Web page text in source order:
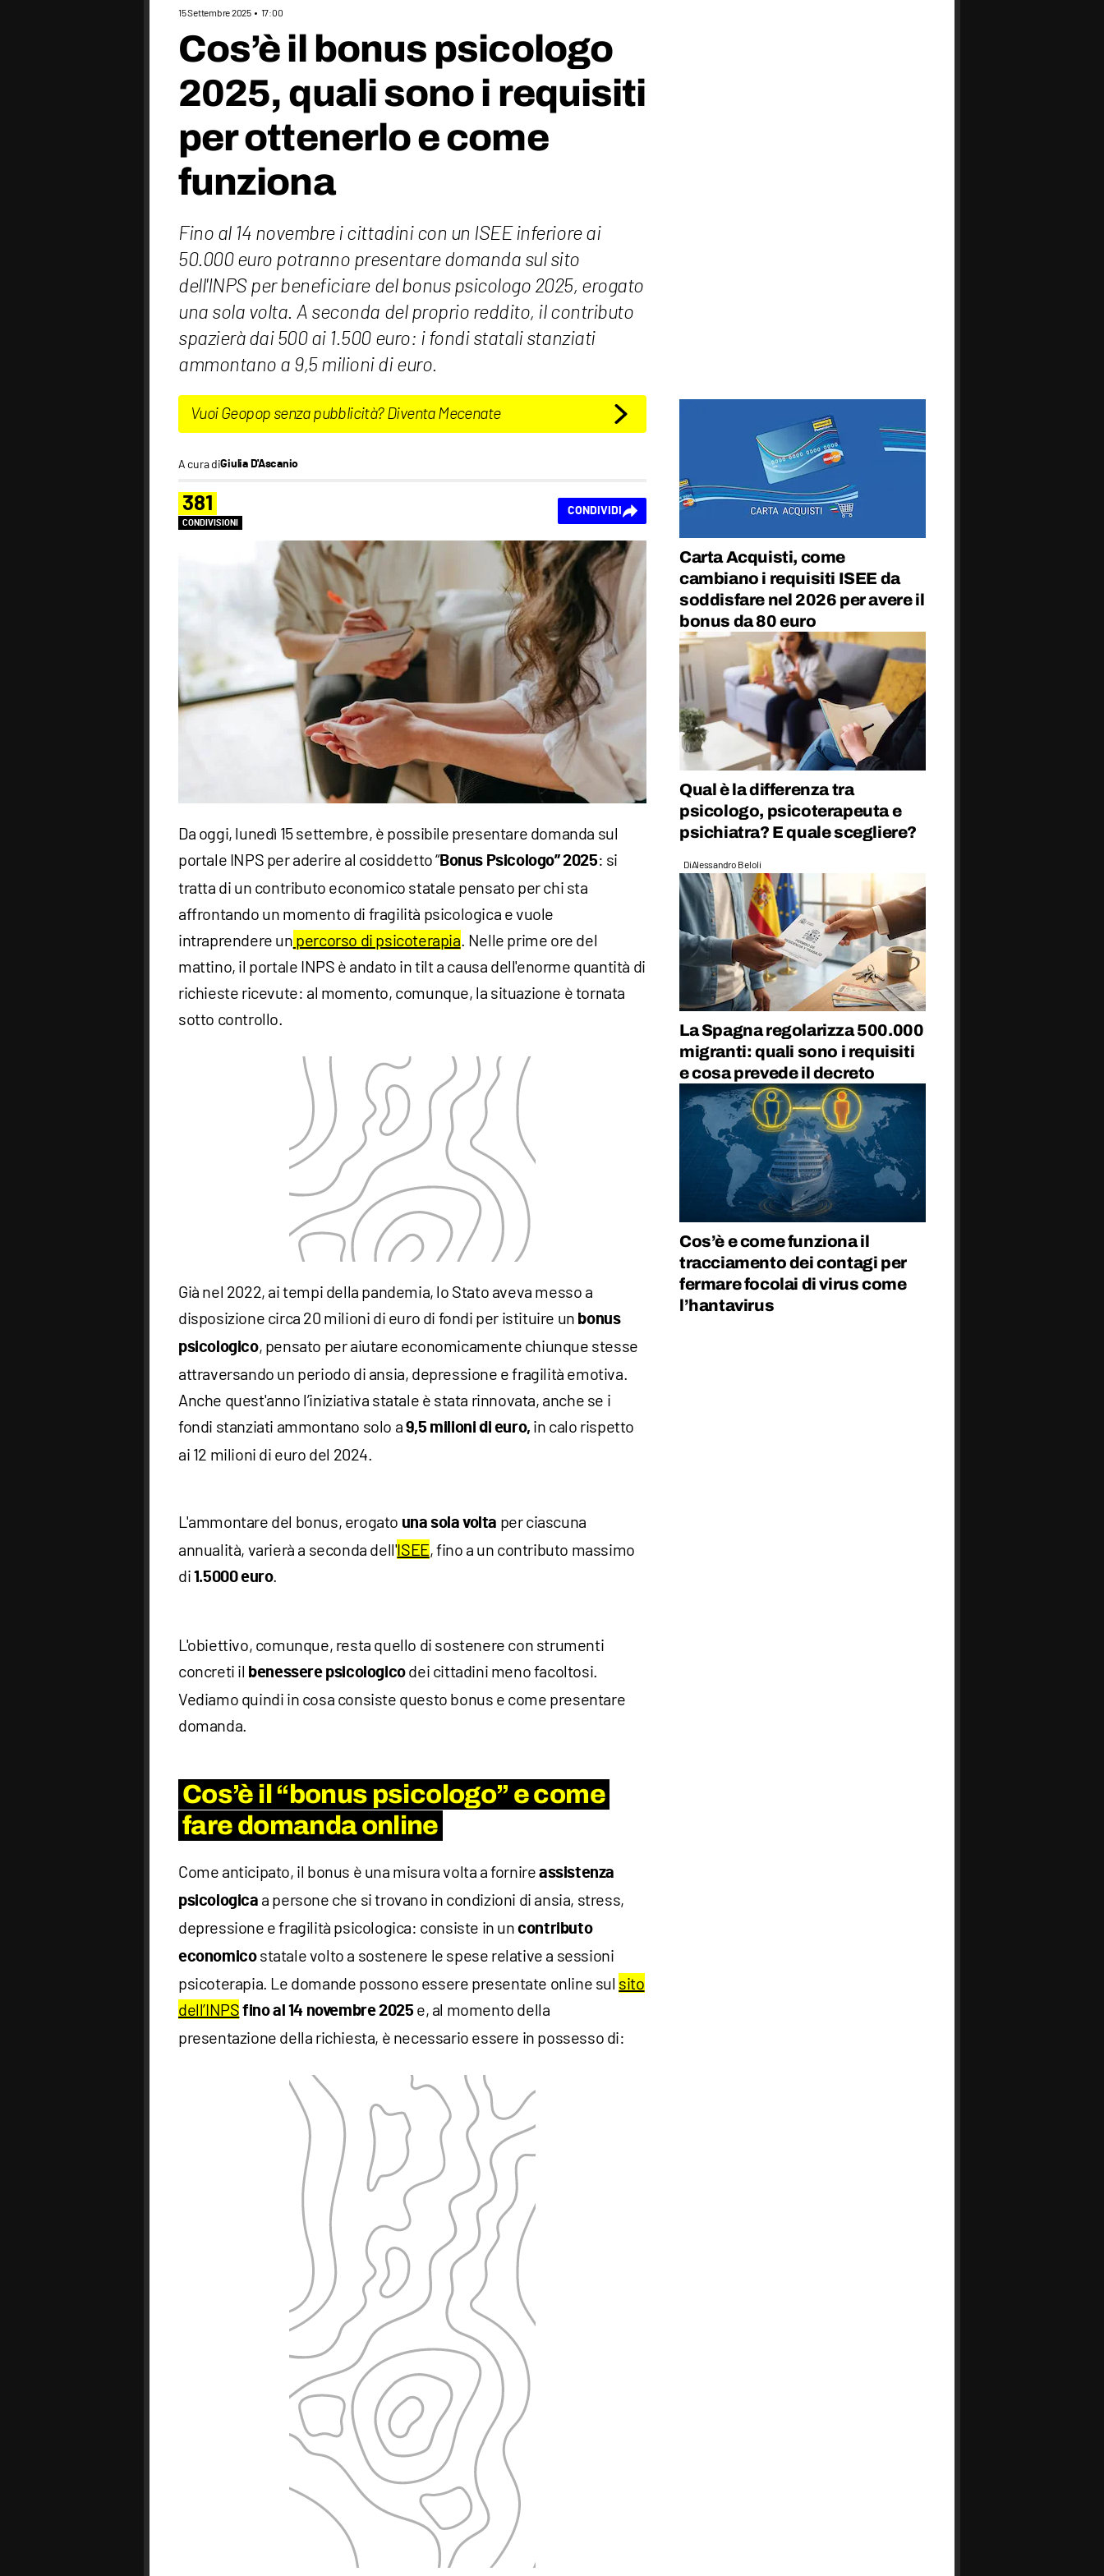
15 Settembre 2025 17:00
Cos’è il bonus psicologo
2025, quali sono i requisiti
per ottenerlo e come
funziona
Fino al 14 novembre i cittadini con un ISEE inferiore ai
50.000 euro potranno presentare domanda sul sito
dell'INPS per beneficiare del bonus psicologo 2025, erogato
una sola volta. A seconda del proprio reddito, il contributo
spazierà dai 500 ai 1.500 euro: i fondi statali stanziati
ammontano a 9,5 milioni di euro.
Vuoi Geopop senza pubblicità? Diventa Mecenate
A cura diGiulia D'Ascanio
381
CONDIVISIONI
CONDIVIDI
Da oggi, lunedì 15 settembre, è possibile presentare domanda sul
portale INPS per aderire al cosiddetto “Bonus Psicologo” 2025: si
tratta di un contributo economico statale pensato per chi sta
affrontando un momento di fragilità psicologica e vuole
intraprendere un percorso di psicoterapia. Nelle prime ore del
mattino, il portale INPS è andato in tilt a causa dell'enorme quantità di
richieste ricevute: al momento, comunque, la situazione è tornata
sotto controllo.
Già nel 2022, ai tempi della pandemia, lo Stato aveva messo a
disposizione circa 20 milioni di euro di fondi per istituire un bonus
psicologico, pensato per aiutare economicamente chiunque stesse
attraversando un periodo di ansia, depressione e fragilità emotiva.
Anche quest'anno l’iniziativa statale è stata rinnovata, anche se i
fondi stanziati ammontano solo a 9,5 milioni di euro, in calo rispetto
ai 12 milioni di euro del 2024.
L'ammontare del bonus, erogato una sola volta per ciascuna
annualità, varierà a seconda dell'ISEE, fino a un contributo massimo
di 1.5000 euro.
L'obiettivo, comunque, resta quello di sostenere con strumenti
concreti il benessere psicologico dei cittadini meno facoltosi.
Vediamo quindi in cosa consiste questo bonus e come presentare
domanda.
Cos’è il “bonus psicologo” e come
fare domanda online
Come anticipato, il bonus è una misura volta a fornire assistenza
psicologica a persone che si trovano in condizioni di ansia, stress,
depressione e fragilità psicologica: consiste in un contributo
economicostatale volto a sostenere le spese relative a sessioni
psicoterapia. Le domande possono essere presentate online sul sito
dell’INPS fino al 14 novembre 2025 e, al momento della
presentazione della richiesta, è necessario essere in possesso di:
Carta Acquisti, come
cambiano i requisiti ISEE da
soddisfare nel 2026 per avere il
bonus da 80 euro
Qual è la differenza tra
psicologo, psicoterapeuta e
psichiatra? E quale scegliere?
DiAlessandro Beloli
La Spagna regolarizza 500.000
migranti: quali sono i requisiti
e cosa prevede il decreto
Cos’è e come funziona il
tracciamento dei contagi per
fermare focolai di virus come
l’hantavirus